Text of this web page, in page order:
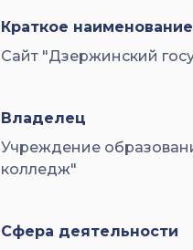
Краткое наименование
Сайт "Дзержинский
Владелец
Учреждение
колледж"
Сфера деятельности